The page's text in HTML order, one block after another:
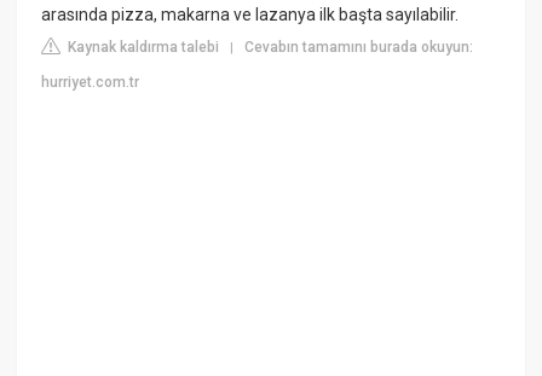
arasında pizza, makarna ve lazanya ilk başta sayılabilir.
Kaynak kaldırma talebi |Cevabın tamamını burada okuyun:
hurriyet.com.tr